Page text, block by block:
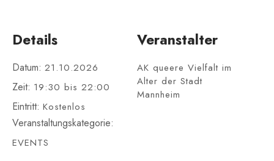
Details
Datum: 21.10.2026
Zeit: 19:30 bis 22:00
Eintritt: Kostenlos
Veranstaltungskategorie:
EVENTS
Veranstalter
AK queere Vielfalt im
Alter der Stadt
Mannheim